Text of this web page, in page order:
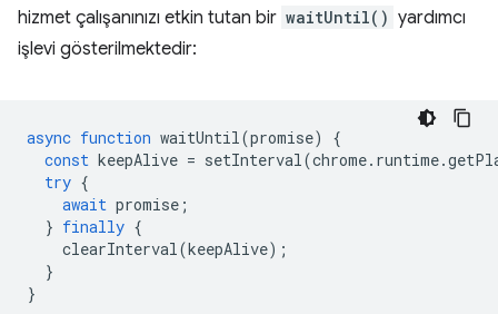
hizmet çalışanınızı etkin tutan bir waitUntil() yardımcı
işlevi gösterilmektedir:
async function waitUntil(promise)
{
const keepAlive = setInterval(chrome. runtime.
try {
await promise ;
} finally {
clearInterval(keepAlive);
}
}